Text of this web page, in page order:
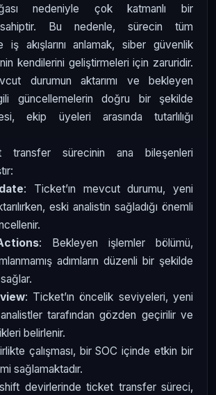
nedeniyle çok katmanlı bir
sahiptir. Bu nedenle, sürecin tüm
iş akışlarını anlamak, siber güvenlik
kendilerini geliştirmeleri için zaruridir.
durumun aktarımı ve bekleyen
güncellemelerin doğru bir şekilde
ekip üyeleri arasında tutarlılığı
transfer sürecinin ana bileşenleri
: Ticket’ın mevcut durumu, yeni
eski analistin sağladığı önemli
: Bekleyen işlemler bölümü,
adımların düzenli bir şekilde
sağlar.
: Ticket’ın öncelik seviyeleri, yeni
tarafından gözden geçirilir ve
belirlenir.
çalışması, bir SOC içinde etkin bir
sağlamaktadır.
devirlerinde ticket transfer süreci,